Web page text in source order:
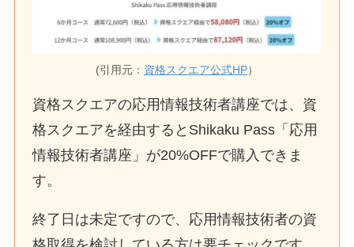
(引用元： 資格スクエア公式HP）
資格スクエアの応用情報技術者講座では、資
格スクエアを経由するとShikaku Pass「応用
情報技術者講座」が20%OFFで購入できま
す。
終了日は未定ですので、応用情報技術者の資